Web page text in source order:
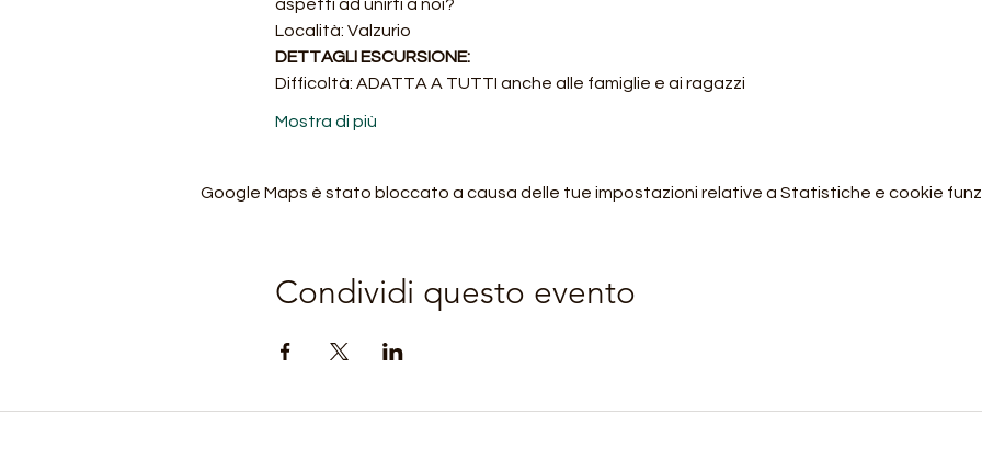
aspetti ad unirti a noi?
Località: Valzurio
DETTAGLI ESCURSIONE:
Difficoltà: ADATTA A TUTTI anche alle famiglie e ai ragazzi
Mostra di più
Google Maps è stato bloccato a causa delle tue impostazioni relative a Statistiche e cookie
Condividi questo evento